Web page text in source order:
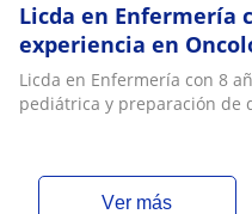
Licda en Enfermería
experiencia en
preparación de
Licda en Enfermería con 8
pediátrica y preparación de
ver más